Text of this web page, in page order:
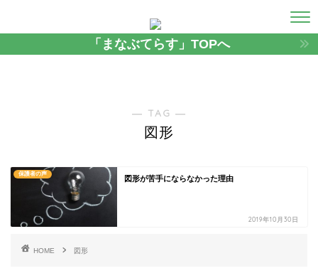
「まなぶてらす」TOPへ
― TAG ―
図形
保護者の声
図形が苦手にならなかった理由
2019年10月30日
HOME 図形